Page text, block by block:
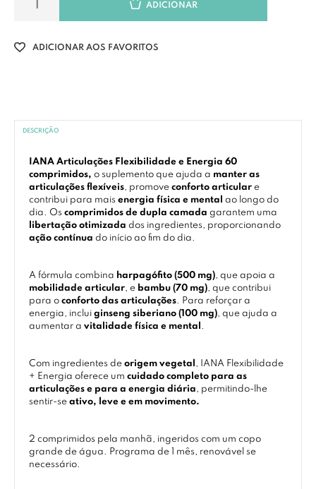
ADICIONAR
ADICIONAR AOS FAVORITOS
DESCRIÇÃO
IANA Articulações Flexibilidade e Energia 60
comprimidos, o suplemento que ajuda a manter as
articulações flexíveis, promove conforto articular e
contribui para mais energia física e mental
ao longo do
dia. Os comprimidos de dupla camada garantem uma
libertação otimizada dos ingredientes, proporcionando
ação contínua do início ao fim do dia.
A fórmula combina harpagófito (500 mg), que apoia a
mobilidade articular, e bambu (70 mg), que contribui
para o conforto das articulações. Para reforçar a
energia, inclui ginseng siberiano (100 mg), que ajuda a
aumentar a vitalidade física e mental .
Com ingredientes de origem vegetal , IANA Flexibilidade
+ Energia oferece um cuidado completo para as
articulações e para a energia diária, permitindo-lhe
sentir-se ativo, leve e em movimento.
2 comprimidos pela manhã, ingeridos com um copo
grande de água. Programa de 1 mês, renovável se
necessário.